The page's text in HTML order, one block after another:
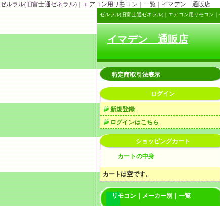
ゼルラル(旧富士通ゼネラル)｜エアコン用リモコン｜一覧｜イマデン 通販店
ゼルラル(旧富士通ゼネラル)｜エアコン用リモコン
イマデン 通販店
特定商取引法表示
ログイン
新規登録
ログインはこちら
ショッピングカート
カートの中身
カートは空です。
リモコン｜メーカー別｜一覧